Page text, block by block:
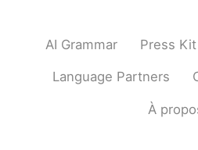
天啊！
今天也发现朋友又
坏
孩子们见面可高兴坏了
AI Grammar Press Kit
Language Partners
À